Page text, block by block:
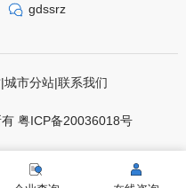
gdssrz
|城市分站|联系我们
粤ICP备20036018号